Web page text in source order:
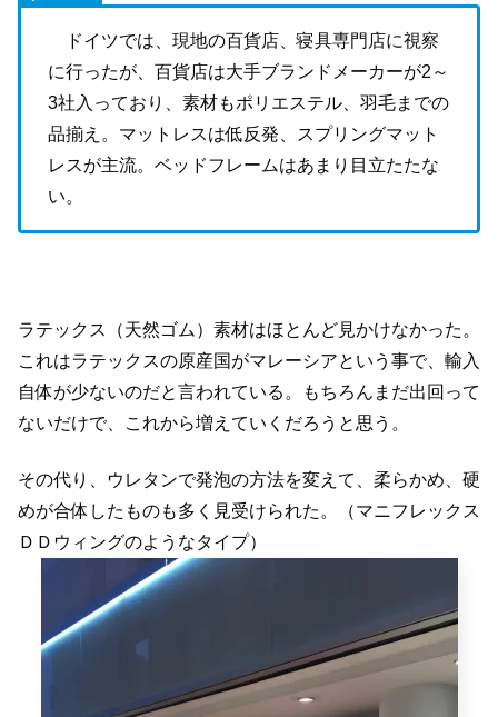
ドイツでは、現地の百貨店、寝具専門店に視察
に行ったが、百貨店は大手ブランドメーカーが2～
3社入っており、素材もポリエステル、羽毛までの
品揃え。マットレスは低反発、スプリングマット
レスが主流。ベッドフレームはあまり目立たたな
い。
ラテックス（天然ゴム）素材はほとんど見かけなかった。
これはラテックスの原産国がマレーシアという事で、輸入
自体が少ないのだと言われている。もちろんまだ出回って
ないだけで、これから増えていくだろうと思う。
その代り、ウレタンで発泡の方法を変えて、柔らかめ、硬
めが合体したものも多く見受けられた。（マニフレックス
ＤＤウィングのようなタイプ）